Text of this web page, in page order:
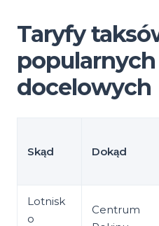
Taryfy
docelowych
Skąd Dokąd
Lotnisk
o
Centrum